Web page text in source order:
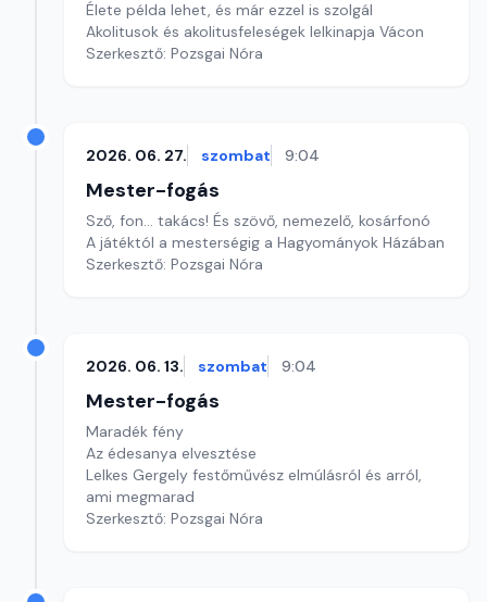
Élete példa lehet, és már ezzel is szolgál
Akolitusok és akolitusfeleségek lelkinapja Vácon
Szerkesztő: Pozsgai Nóra
2026. 06. 27. szombat 9:04
Mester-fogás
Sző, fon... takács! És szövő, nemezelő, kosárfonó
A játéktól a mesterségig a Hagyományok Házában
Szerkesztő: Pozsgai Nóra
2026. 06. 13. szombat 9:04
Mester-fogás
Maradék fény
Az édesanya elvesztése
Lelkes Gergely festőművész elmúlásról és arról,
ami megmarad
Szerkesztő: Pozsgai Nóra